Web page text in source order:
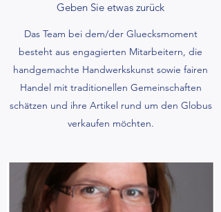
Geben Sie etwas zurück
Das Team bei dem/der Gluecksmoment
besteht aus engagierten Mitarbeitern, die
handgemachte Handwerkskunst sowie fairen
Handel mit traditionellen Gemeinschaften
schätzen und ihre Artikel rund um den Globus
verkaufen möchten.